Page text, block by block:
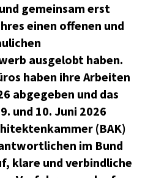
gemeinsam erst
einen offenen und
ausgelobt haben.
haben ihre Arbeiten
abgegeben und das
und 10. Juni 2026
(BAK)
im Bund
klare und verbindliche